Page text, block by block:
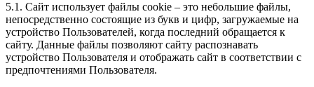
5.1. Сайт использует файлы cookie – это небольшие файлы,
непосредственно состоящие из букв и цифр, загружаемые на
устройство Пользователей, когда последний обращается к
сайту. Данные файлы позволяют сайту распознавать
устройство Пользователя и отображать сайт в соответствии с
предпочтениями Пользователя.